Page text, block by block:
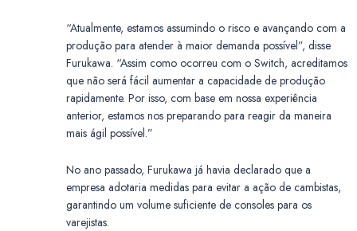
“Atualmente, estamos assumindo o risco e avançando com a
produção para atender à maior demanda possível”, disse
Furukawa. “Assim como ocorreu com o Switch, acreditamos
que não será fácil aumentar a capacidade de produção
rapidamente. Por isso, com base em nossa experiência
anterior, estamos nos preparando para reagir da maneira
mais ágil possível.”
No ano passado, Furukawa já havia declarado que a
empresa adotaria medidas para evitar a ação de cambistas,
garantindo um volume suficiente de consoles para os
varejistas.